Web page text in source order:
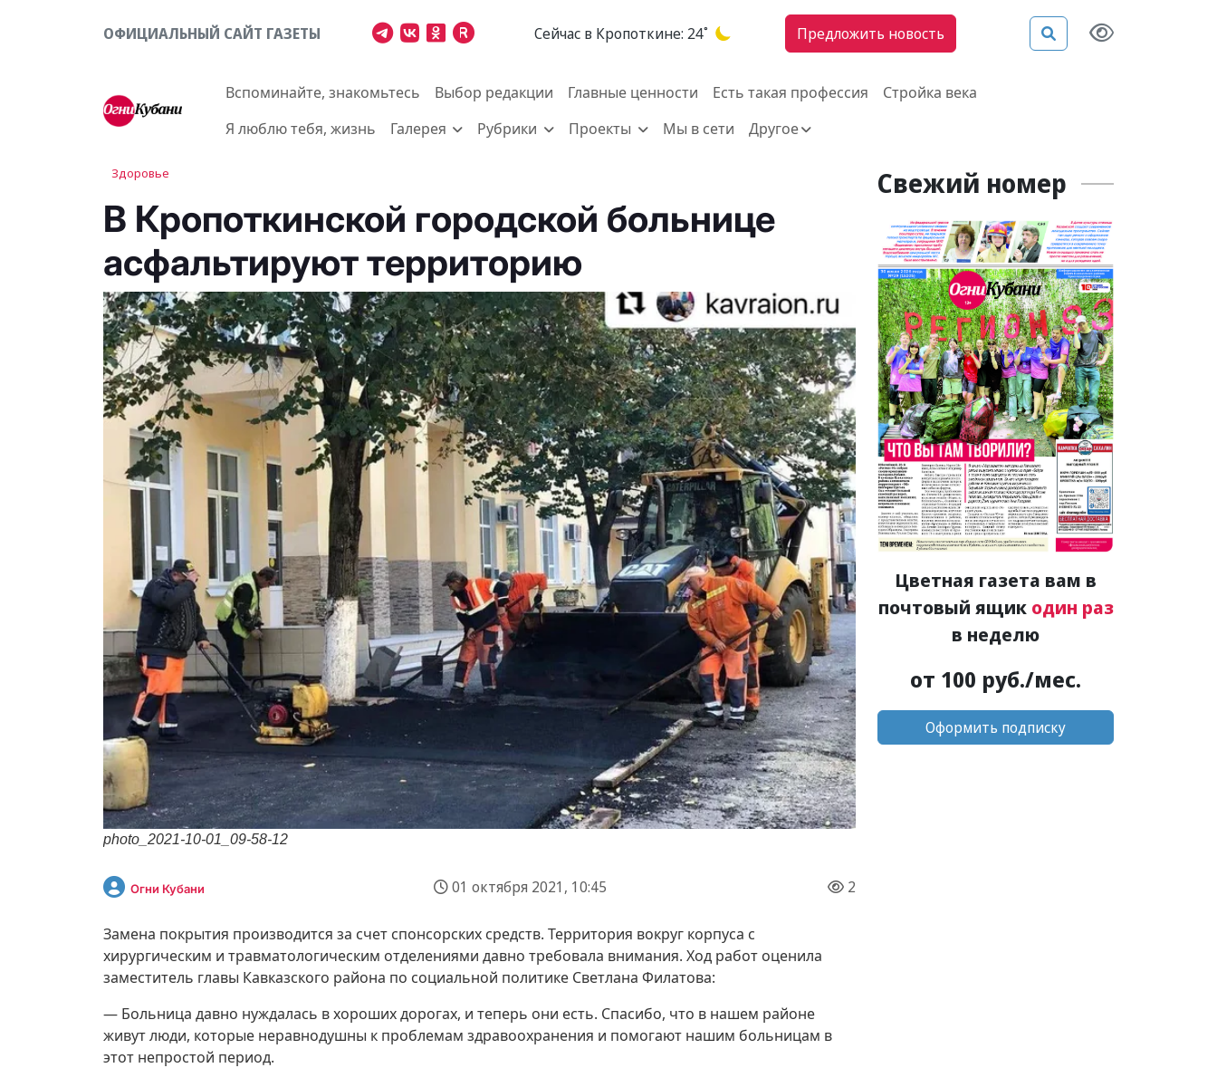
ОФИЦИАЛЬНЫЙ САЙТ ГАЗЕТЫ Cейчас в Кропоткине: 24˚ Предложить новость
Вспоминайте, знакомьтесь Выбор редакции Главные ценности Есть такая профессия
Стройка века
Я люблю тебя, жизнь
Галерея Рубрики Проекты Мы в сети Другое
Здоровье
В Кропоткинской городской больнице
асфальтируют территорию
photo_2021-10-01_09-58-12
Огни Кубани 01 октября 2021, 10:45 2
Замена покрытия производится за счет спонсорских средств. Территория вокруг корпуса с
хирургическим и травматологическим отделениями давно требовала внимания. Ход работ оценила
заместитель главы Кавказского района по социальной политике Светлана Филатова:
— Больница давно нуждалась в хороших дорогах, и теперь они есть. Спасибо, что в нашем районе
живут люди, которые неравнодушны к проблемам здравоохранения и помогают нашим больницам в
этот непростой период.
Свежий номер
Цветная газета вам в
почтовый ящик один раз
в неделю
от 100 руб./мес.
Оформить подписку